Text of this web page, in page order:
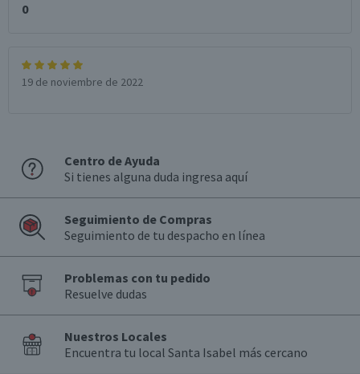
0
19 de noviembre de 2022
Centro de Ayuda
Si tienes alguna duda ingresa aquí
Seguimiento de Compras
Seguimiento de tu despacho en línea
Problemas con tu pedido
Resuelve dudas
Nuestros Locales
Encuentra tu local Santa Isabel más cercano